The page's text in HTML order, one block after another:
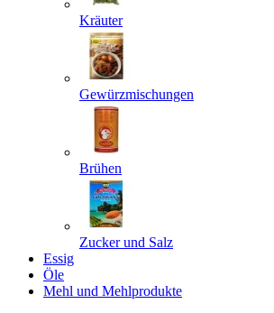
Kräuter
Gewürzmischungen
Brühen
Zucker und Salz
Essig
Öle
Mehl und Mehlprodukte